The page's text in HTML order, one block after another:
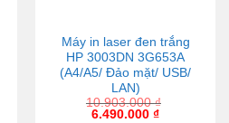
Máy in laser đen trắng
HP 3003DN 3G653A
(A4/A5/ Đảo mặt/ USB/
LAN)
10.903.000₫
6.490.000 ₫